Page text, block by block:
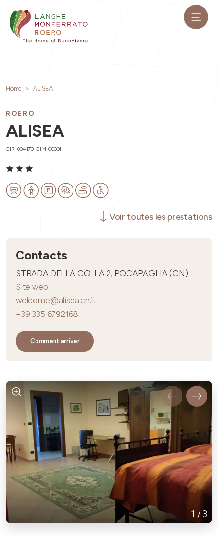
Home ALISEA
ROERO
ALISEA
CIR: 004170-CIM-00001
Voir toutes les prestations
Contacts
STRADA DELLA COLLA 2, POCAPAGLIA (CN)
Site web
welcome@alisea.cn.it
+39 335 6792168
Comment arriver
1 / 3